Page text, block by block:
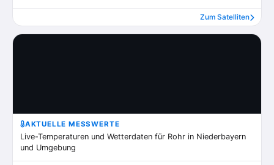
Zum Satelliten
AKTUELLE MESSWERTE
Live-Temperaturen und Wetterdaten für Rohr in Niederbayern
und Umgebung